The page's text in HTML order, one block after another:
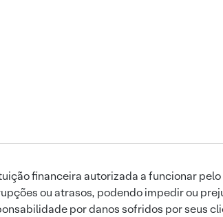
financeira autorizada a funcionar
ou atrasos, podendo impedir ou
por danos sofridos por seus